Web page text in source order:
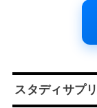
スタディサプ